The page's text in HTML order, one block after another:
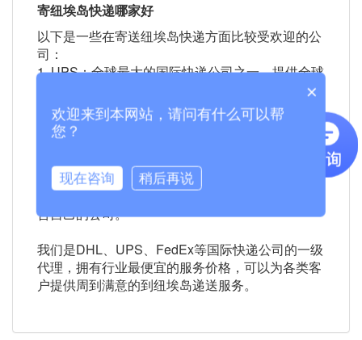
寄纽埃岛快递哪家好
以下是一些在寄送纽埃岛快递方面比较受欢迎的公
司：
1. UPS：全球最大的国际快递公司之一，提供全球
2. FedEx：全球主要的快递和物流公司之一，提供
与UPS相似的服务。
3. DHL：全球通网络覆盖200多个国家和地区，提
以上公司都是在寄送纽埃岛快递方面比较受欢迎的
选项，您可以选择根据自己的需求和预算来选择适
合自己的公司。
我们是DHL、UPS、FedEx等国际快递公司的一级
代理，拥有行业最便宜的服务价格，可以为各类客
户提供周到满意的到纽埃岛递送服务。
×
欢迎来到本网站，请问有什么可以帮
您？
现在咨询 稍后再说